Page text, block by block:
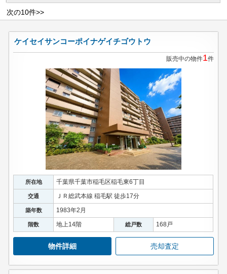
次の10件>>
ケイセイサンコーポイナゲイチゴウトウ
販売中の物件1件
所在地 千葉県千葉市稲毛区稲毛東6丁目
交通 ＪＲ総武本線 稲毛駅 徒歩17分
築年数 1983年2月
階数 地上14階 総戸数 168戸
物件詳細 売却査定